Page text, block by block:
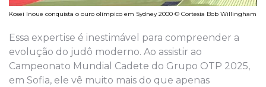
Kosei Inoue conquista o ouro olímpico em Sydney 2000 © Cortesia Bob Willingham
Essa expertise é inestimável para compreender a
evolução do judô moderno. Ao assistir ao
Campeonato Mundial Cadete do Grupo OTP 2025,
em Sofia, ele vê muito mais do que apenas